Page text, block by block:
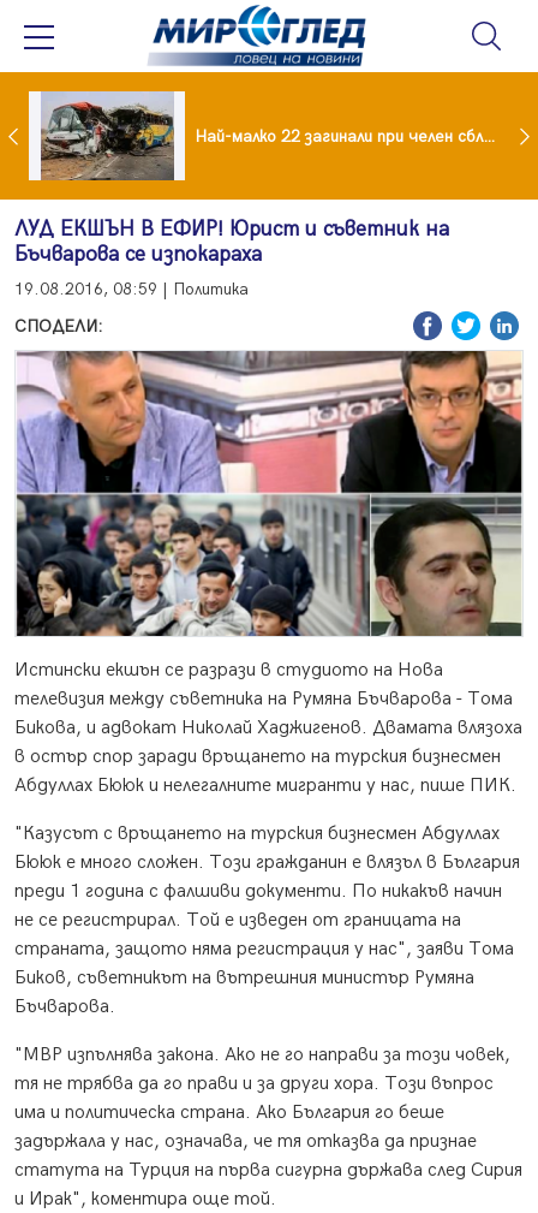
споразумение със САЩ , но без компромиси Най-малко 22 загинали при челен сблъсък между два автобуса
ЛУД ЕКШЪН В ЕФИР! Юрист и съветник на
Бъчварова се изпокараха
19.08.2016, 08:59 | Политика
СПОДЕЛИ:
Истински екшън се разрази в студиото на Нова
телевизия между съветника на Румяна Бъчварова - Тома
Бикова, и адвокат Николай Хаджигенов. Двамата влязоха
в остър спор заради връщането на турския бизнесмен
Абдуллах Бююк и нелегалните мигранти у нас, пише ПИК.
"Казусът с връщането на турския бизнесмен Абдуллах
Бююк е много сложен. Този гражданин е влязъл в България
преди 1 година с фалшиви документи. По никакъв начин
не се регистрирал. Той е изведен от границата на
страната, защото няма регистрация у нас", заяви Тома
Биков, съветникът на вътрешния министър Румяна
Бъчварова.
"МВР изпълнява закона. Ако не го направи за този човек,
тя не трябва да го прави и за други хора. Този въпрос
има и политическа страна. Ако България го беше
задържала у нас, означава, че тя отказва да признае
статута на Турция на първа сигурна държава след Сирия
и Ирак", коментира още той.